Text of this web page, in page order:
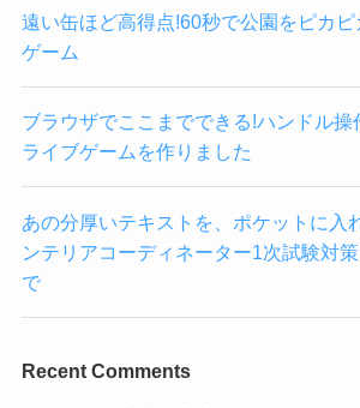
遠い缶ほど高得点!60秒で公園をピカ
ゲーム
ブラウザでここまでできる!ハンドル操
ライブゲームを作りました
あの分厚いテキストを、ポケットに
ンテリアコーディネーター1次試験対
で
Recent Comments